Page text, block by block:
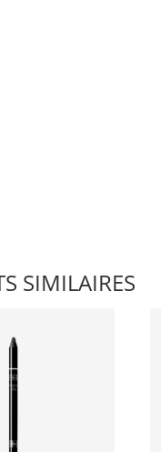
SIMILAIRES